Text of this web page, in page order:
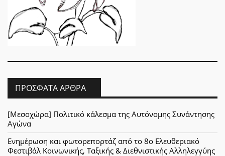
ΠΡΌΣΦΑΤΑ ΆΡΘΡΑ
[Μεσοχώρα] Πολιτικό κάλεσμα της Αυτόνομης Συνάντησης
Αγώνα
Ενημέρωση και φωτορεπορτάζ από το 8ο Ελευθεριακό
Φεστιβάλ Κοινωνικής, Ταξικής & Διεθνιστικής Αλληλεγγύης